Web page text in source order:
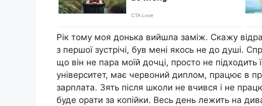
Рік тому моя донька вийшла заміж. Скажу
з першої зустрічі, був мені якось не до душі.
що він не пара моїй дочці, просто не підходить
університет, має червоний диплом, працює в
зарплата. Зять після школи не вчився і не
буде орати за копійки. Весь день лежить на